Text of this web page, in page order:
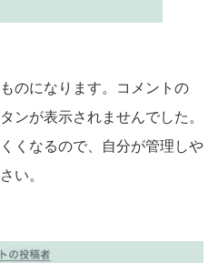
のになります。コメントの
ンが表示されませんでした。
くなるので、自分が管理しや
い。